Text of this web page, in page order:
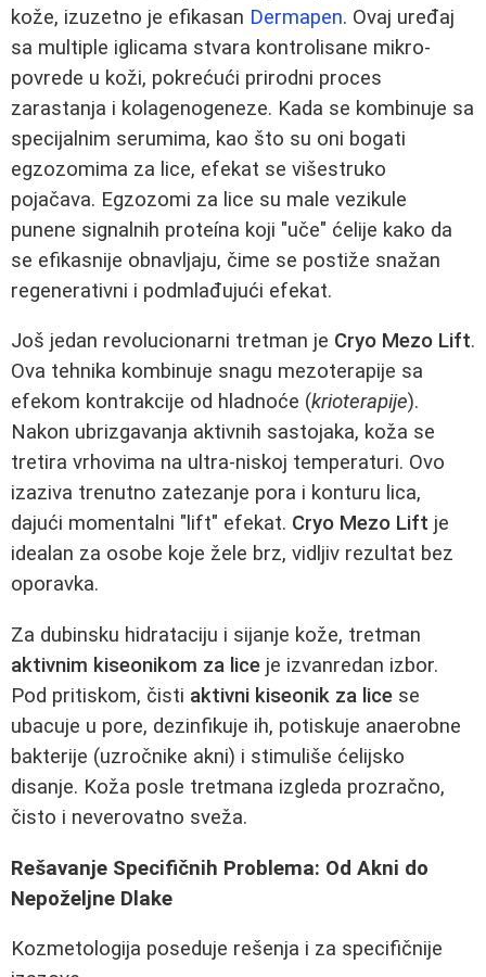
kože, izuzetno je efikasan Dermapen. Ovaj uređaj
sa multiple iglicama stvara kontrolisane mikro-
povrede u koži, pokrećući prirodni proces
zarastanja i kolagenogeneze. Kada se kombinuje sa
specijalnim serumima, kao što su oni bogati
egzozomima za lice, efekat se višestruko
pojačava. Egzozomi za lice su male vezikule
punene signalnih proteína koji "uče" ćelije kako da
se efikasnije obnavljaju, čime se postiže snažan
regenerativni i podmlađujući efekat.
Još jedan revolucionarni tretman je Cryo Mezo Lift.
Ova tehnika kombinuje snagu mezoterapije sa
efekom kontrakcije od hladnoće (krioterapije).
Nakon ubrizgavanja aktivnih sastojaka, koža se
tretira vrhovima na ultra-niskoj temperaturi. Ovo
izaziva trenutno zatezanje pora i konturu lica,
dajući momentalni "lift" efekat. Cryo Mezo Lift je
idealan za osobe koje žele brz, vidljiv rezultat bez
oporavka.
Za dubinsku hidrataciju i sijanje kože, tretman
aktivnim kiseonikom za lice je izvanredan izbor.
Pod pritiskom, čisti aktivni kiseonik za lice se
ubacuje u pore, dezinfikuje ih, potiskuje anaerobne
bakterije (uzročnike akni) i stimuliše ćelijsko
disanje. Koža posle tretmana izgleda prozračno,
čisto i neverovatno sveža.
Rešavanje Specifičnih Problema: Od Akni do
Nepoželjne Dlake
Kozmetologija poseduje rešenja i za specifičnije